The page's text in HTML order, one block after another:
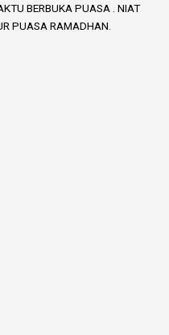
BERBUKA PUASA . NIAT
PUASA RAMADHAN.